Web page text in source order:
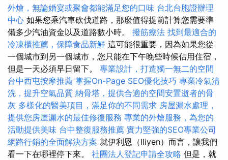
外燴，無論婚宴或聚會都能滿足您的口味 台北台胞證辦理
中心 如果您乘汽車砍伐道路，那麼值得提前計算您需要準
備多少汽油資金以及道路數小時。 撥筋療法 找到最適合的
冷凍櫃推薦，保障食品新鮮 這可能很重要，因為如果您從
一個城市到另一個城市，您只能在下午晚些時候佔用住宿，
但是一天必須早日留下。 專業設計，打造獨一無二的空間
台中西屯按摩推薦 掌握On-Page SEO優化技巧 專業冷氣清
洗，提升空氣品質 納骨塔，提供合適的空間安置逝者的骨
灰 多樣化的醫美項目，滿足你的不同需求 房屋漏水處理，
提供您房屋漏水的最佳修復服務 專業的外燴服務，為您的
活動提供美味 台中整復服務推薦 實力堅強的SEO專業公司
網路行銷的全面解決方案 就伊利恩（Iliyen）而言，讓我們
看一下在哪裡停下來。 社團法人登記申請全攻略 但是，就